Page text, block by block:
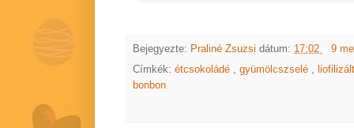
Bejegyezte: Praliné Zsuzsi dátum: 17:02
9
Címkék: étcsokoládé , gyümölcszselé ,
bonbon